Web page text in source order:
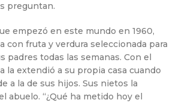
preguntan.
empezó en este mundo en 1960,
con fruta y verdura seleccionada para
padres todas las semanas. Con el
la extendió a su propia casa cuando
a la de sus hijos. Sus nietos la
abuelo. “¿Qué ha metido hoy el